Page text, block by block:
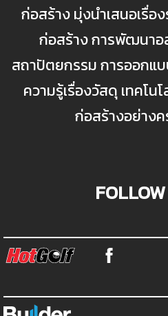
ก่อสร้าง มุ่งนำเสนอเรื่อ
ก่อสร้าง การพัฒนา
สถาปัตยกรรม การออกแ
ความรู้เรื่องวัสดุ เทคโน
ก่อสร้างอย่าง